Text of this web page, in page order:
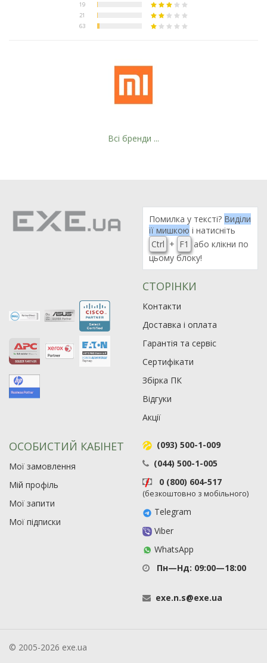
Всі бренди ...
Помилка у тексті? Виділи
її мишкою і натисніть
Ctrl + F1
або клікни по
цьому блоку!
СТОРІНКИ
Контакти
Доставка і оплата
Гарантія та сервіс
Сертифікати
Збірка ПК
Відгуки
Акції
ОСОБИСТИЙ КАБІНЕТ
Мої замовлення
Мій профіль
Мої запити
Мої підписки
(093) 500-1-009
(044) 500-1-005
0 (800) 604-517
(безкоштовно з мобільного)
Telegram
Viber
WhatsApp
Пн—Нд: 09:00—18:00
exe.n.s@exe.ua
© 2005-2026 exe.ua